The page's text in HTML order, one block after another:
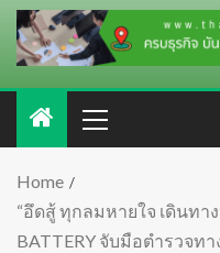
Home
“อึดสู้ ทุกลมหายใจ เดินทา
BATTERY จับมือตำรวจท